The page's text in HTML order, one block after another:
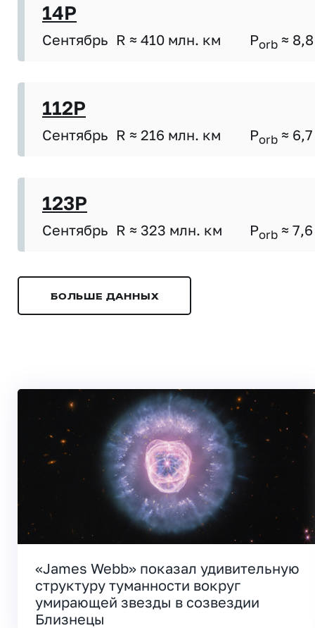
14P
Сентябрь R ≈ 410 млн. км Porb ≈ 8,8
112P
Сентябрь R ≈ 216 млн. км Porb ≈ 6,7
123P
Сентябрь R ≈ 323 млн. км Porb ≈ 7,6
БОЛЬШЕ ДАННЫХ
«James Webb» показал удивительную
структуру туманности вокруг
умирающей звезды в созвездии
Близнецы